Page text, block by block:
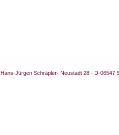
Hans-Jürgen Schräpler- Neustadt 28 - D-06547